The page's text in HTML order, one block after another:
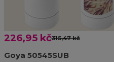
226,95 kč315,47 kč
Goya 50545SUB